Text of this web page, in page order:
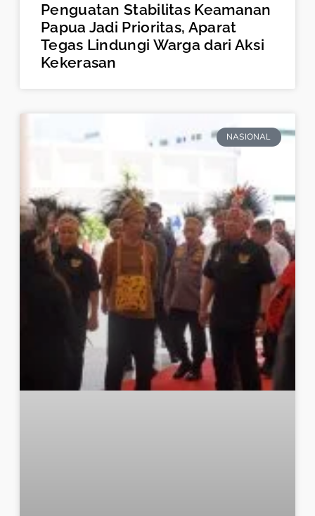
Penguatan Stabilitas Keamanan
Papua Jadi Prioritas, Aparat
Tegas Lindungi Warga dari Aksi
Kekerasan
NASIONAL